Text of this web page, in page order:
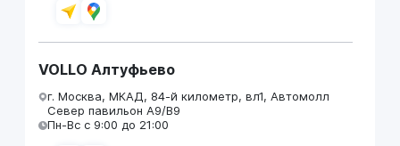
VOLLO Алтуфьево
г. Москва, МКАД, 84-й километр, вл1, Автомолл
Север павильон А9/В9
Пн-Вс с 9:00 до 21:00